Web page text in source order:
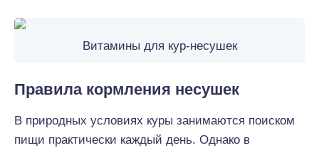
Витамины для кур-несушек
Правила кормления несушек
В природных условиях куры занимаются поиском
пищи практически каждый день. Однако в